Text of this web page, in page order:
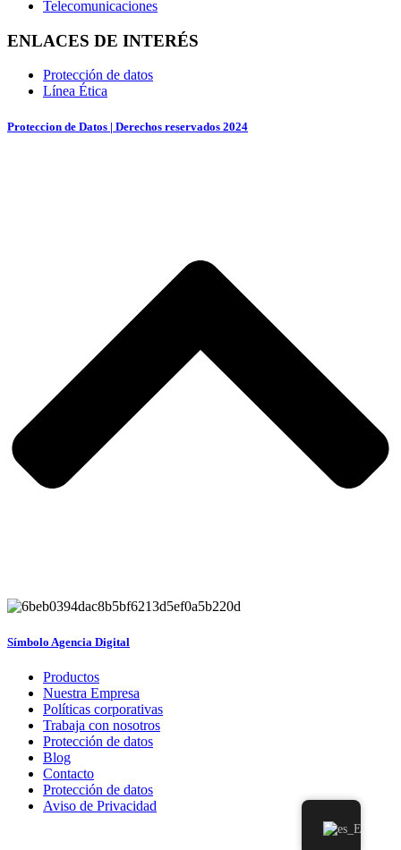
Telecomunicaciones
ENLACES DE INTERÉS
Protección de datos
Línea Ética
Proteccion de Datos | Derechos reservados 2024
Símbolo Agencia Digital
Productos
Nuestra Empresa
Políticas corporativas
Trabaja con nosotros
Protección de datos
Blog
Contacto
Protección de datos
Aviso de Privacidad